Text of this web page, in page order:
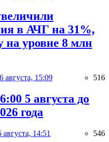
в АЧГ на 31%,
на уровне 8 млн
августа, 15:09 516
5 августа до
года
августа, 14:51 546